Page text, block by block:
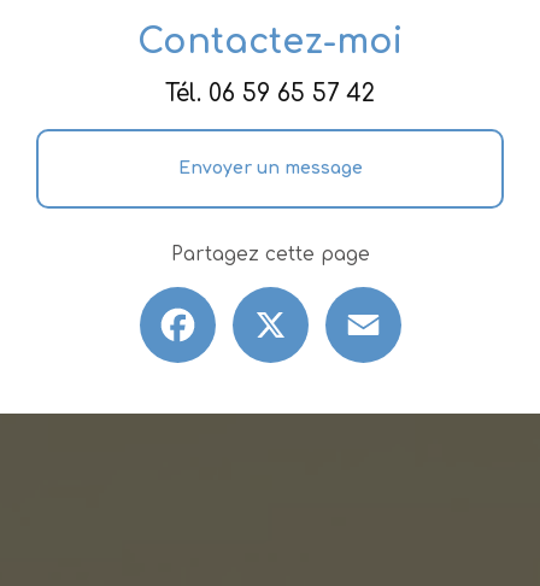
Contactez-moi
Tél. 06 59 65 57 42
Envoyer un message
Partagez cette page
Facebook